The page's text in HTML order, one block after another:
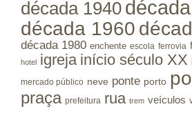
década 1940
década 1960
década 1980 enchente escola ferrovia
hotel
igreja início século XX
mercado público neve ponte porto
praça prefeitura rua trem veículos